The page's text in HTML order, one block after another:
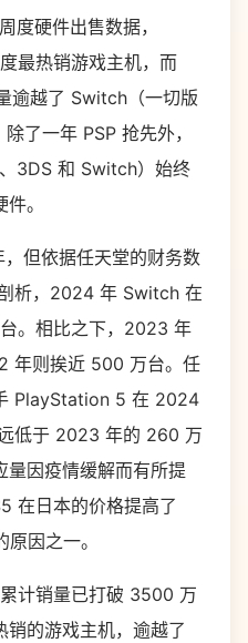
硬件出售数据，
最热销游戏主机，而
逾越了 Switch（一切版
了一年 PSP 抢先外，
3DS 和 Switch）始终
。
但依据任天堂的财务数
析，2024 年 Switch 在
。相比之下，2023 年
年则挨近 500 万台。任
PlayStation 5 在 2024
低于 2023 年的 260 万
因疫情缓解而有所提
在日本的价格提高了
因之一。
计销量已打破 3500 万
销的游戏主机，逾越了